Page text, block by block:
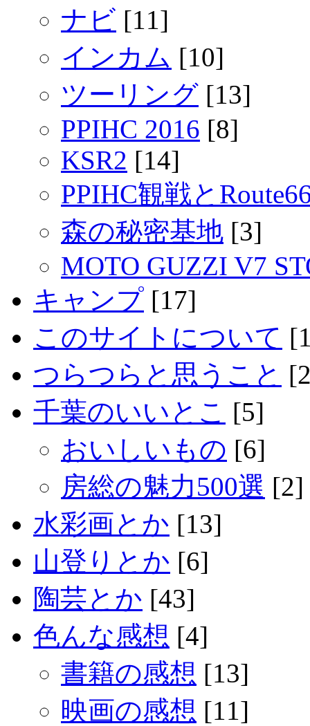
ナビ [11]
インカム [10]
ツーリング [13]
PPIHC 2016 [8]
KSR2 [14]
PPIHC観戦と
森の秘密基地 [3]
MOTO GUZZI V7
キャンプ [17]
このサイトについて
つらつらと思うこと
千葉のいいとこ [5]
おいしいもの [6]
房総の魅力500選 [2]
水彩画とか [13]
山登りとか [6]
陶芸とか [43]
色んな感想 [4]
書籍の感想 [13]
映画の感想 [11]